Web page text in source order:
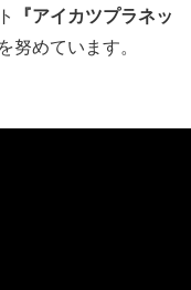
『アイカツプラネッ
努めています。